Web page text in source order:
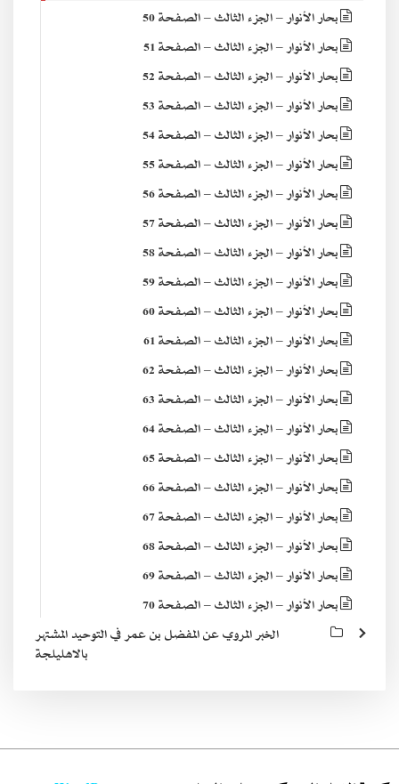
بحار الأنوار – الجزء الثالث – الصفحة 50
بحار الأنوار – الجزء الثالث – الصفحة 51
بحار الأنوار – الجزء الثالث – الصفحة 52
بحار الأنوار – الجزء الثالث – الصفحة 53
بحار الأنوار – الجزء الثالث – الصفحة 54
بحار الأنوار – الجزء الثالث – الصفحة 55
بحار الأنوار – الجزء الثالث – الصفحة 56
بحار الأنوار – الجزء الثالث – الصفحة 57
بحار الأنوار – الجزء الثالث – الصفحة 58
بحار الأنوار – الجزء الثالث – الصفحة 59
بحار الأنوار – الجزء الثالث – الصفحة 60
بحار الأنوار – الجزء الثالث – الصفحة 61
بحار الأنوار – الجزء الثالث – الصفحة 62
بحار الأنوار – الجزء الثالث – الصفحة 63
بحار الأنوار – الجزء الثالث – الصفحة 64
بحار الأنوار – الجزء الثالث – الصفحة 65
بحار الأنوار – الجزء الثالث – الصفحة 66
بحار الأنوار – الجزء الثالث – الصفحة 67
بحار الأنوار – الجزء الثالث – الصفحة 68
بحار الأنوار – الجزء الثالث – الصفحة 69
بحار الأنوار – الجزء الثالث – الصفحة 70
الخبر المروي عن المفضل بن عمر في التوحيد المشتهر
بالاهليلجة